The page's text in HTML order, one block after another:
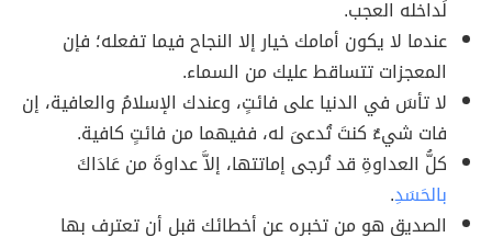
لَداخله العجب.
عندما لا يكون أمامك خيار إلا النجاح فيما تفعله؛ فإن
المعجزات تتساقط عليك من السماء.
لا تأسَ في الدنيا على فائتٍ، وعندك الإسلامُ والعافية، إن
فات شيءٌ كنتَ تُدعىَ له، ففيهما من فائتٍ كافية.
كلُّ العداوةِ قد تُرجى إماتتها، إلاَّ عداوةَ من عَادَاكَ
بالحَسَدِ.
الصديق هو من تخبره عن أخطائك قبل أن تعترف بها